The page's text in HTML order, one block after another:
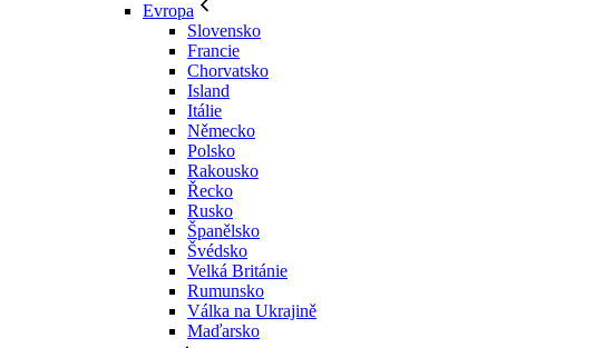
Evropa
Slovensko
Francie
Chorvatsko
Island
Itálie
Německo
Polsko
Rakousko
Řecko
Rusko
Španělsko
Švédsko
Velká Británie
Rumunsko
Válka na Ukrajině
Maďarsko